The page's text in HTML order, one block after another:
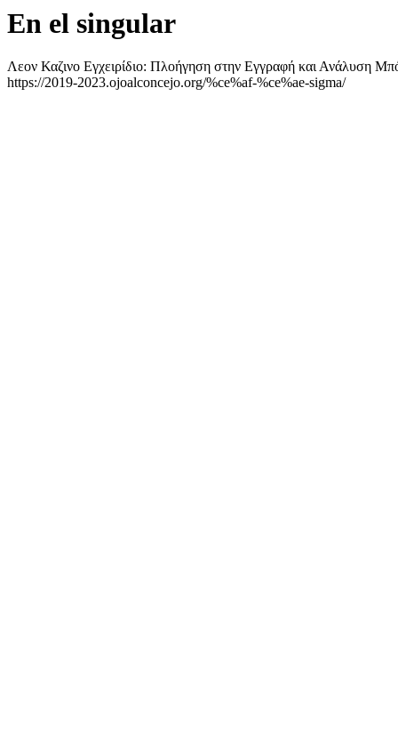
En el singular
Λεον Καζινο Εγχειρίδιο: Πλοήγηση στην Εγγραφή και Ανάλυση
https://2019-2023.ojoalconcejo.org/%ce%af-%ce%ae-sigma/